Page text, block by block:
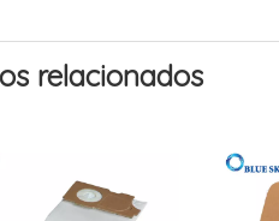
relacionados